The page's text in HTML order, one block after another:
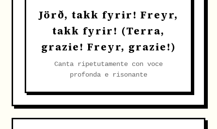
Jörð, takk fyrir! Freyr,
takk fyrir! (Terra,
grazie! Freyr, grazie!)
Canta ripetutamente con voce
profonda e risonante